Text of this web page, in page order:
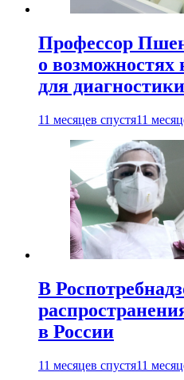
Профессор
о возможностях
для
11 месяцев спустя11
В
в России
11 месяцев спустя11